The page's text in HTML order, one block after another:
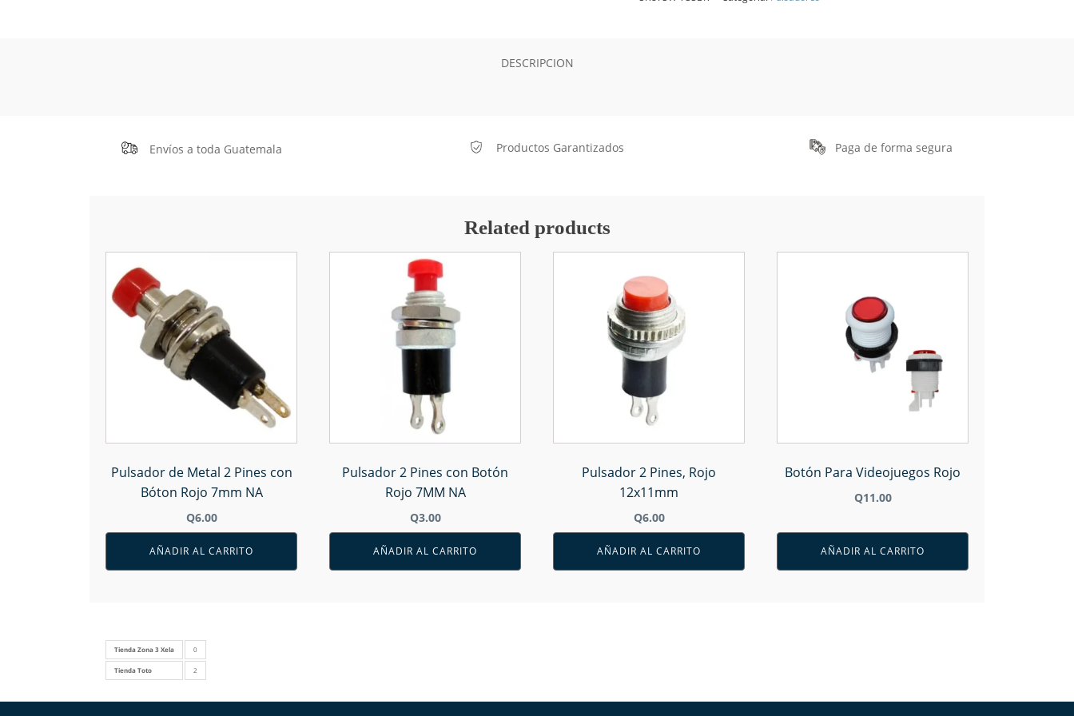
DESCRIPCION
Envíos a toda Guatemala Productos Garantizados Paga de forma segura
Related products
Pulsador de Metal 2 Pines con
Bóton Rojo 7mm NA
Q6.00
AÑADIR AL CARRITO
Pulsador 2 Pines con Botón
Rojo 7MM NA
Q3.00
AÑADIR AL CARRITO
Pulsador 2 Pines, Rojo
12x11mm
Q6.00
AÑADIR AL CARRITO
Botón Para Videojuegos Rojo
Q11.00
AÑADIR AL CARRITO
Tienda Zona 3 Xela 0
Tienda Toto 2